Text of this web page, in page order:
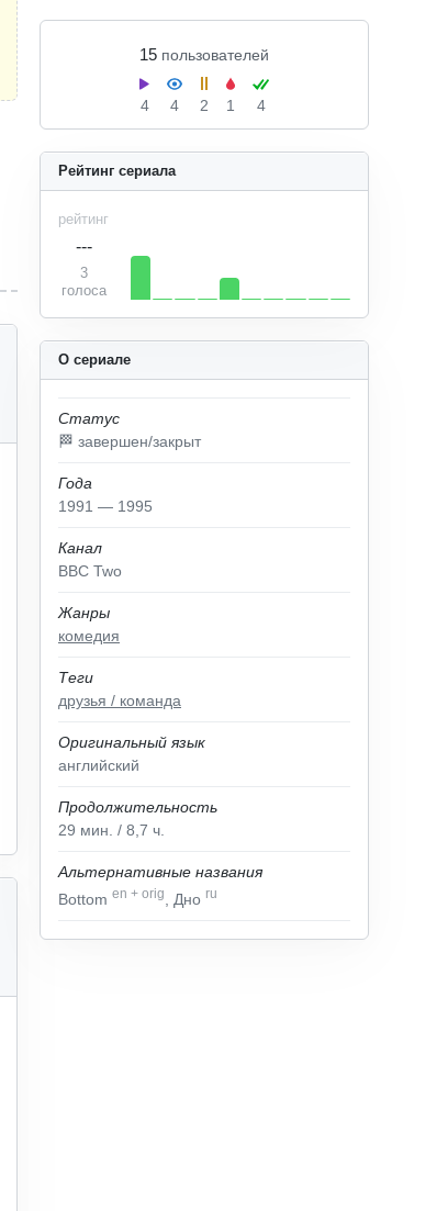
15 пользователей
4 4 2 1 4
О сериале
Статус
🏁 завершен/закрыт
Года
1991 — 1995
Канал
BBC Two
Жанры
комедия
Теги
друзья / команда
Оригинальный язык
английский
Продолжительность
29 мин. / 8,7 ч.
Альтернативные названия
Bottom en + orig , Дно ru
Рейтинг сериала
рейтинг
---
3
голоса